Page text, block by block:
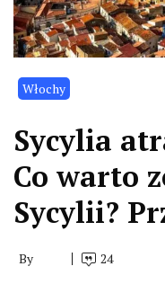
Włochy
Sycylia
Co warto
Sycylii?
By 24